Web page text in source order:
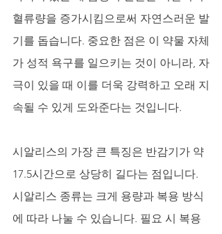
혈류량을 증가시킴으로써 자연스러운 발
기를 돕습니다. 중요한 점은 이 약물 자체
가 성적 욕구를 일으키는 것이 아니라, 자
극이 있을 때 이를 더욱 강력하고 오래 지
속될 수 있게 도와준다는 것입니다.
시알리스의 가장 큰 특징은 반감기가 약
17.5시간으로 상당히 길다는 점입니다.
시알리스 종류는 크게 용량과 복용 방식
에 따라 나눌 수 있습니다. 필요 시 복용